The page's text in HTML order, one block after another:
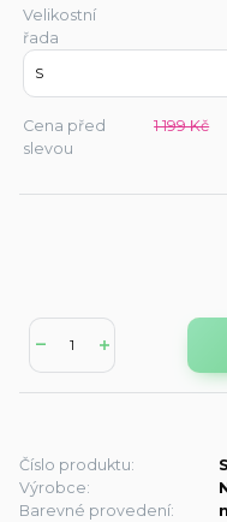
Velikostní
řada
Cena před
slevou
1 199 Kč
Číslo produktu:
Výrobce:
Barevné provedení: